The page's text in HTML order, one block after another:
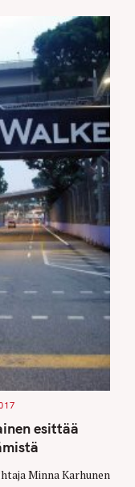
esittää
Minna Karhunen